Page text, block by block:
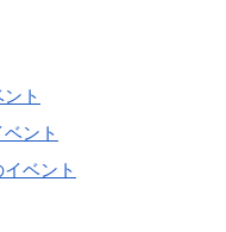
ト
ント
ベント